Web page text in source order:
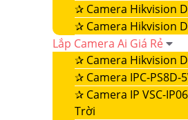
✰ Camera Hikvision
✰ Camera Hikvision
Lắp Camera Ai Giá Rẻ
✰ Camera Hikvision
✰ Camera IPC-PS8D-
✰ Camera IP VSC-
Trời